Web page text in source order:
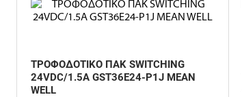
ΤΡΟΦΟΔΟΤΙΚΟ ΠΑΚ SWITCHING
24VDC/1.5A GST36E24-P1J MEAN
WELL